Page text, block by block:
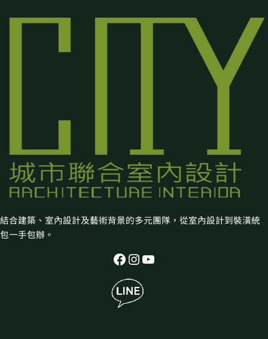
結合建築、室內設計及藝術背景的多元團隊，從室內設計到裝潢統
包一手包辦。